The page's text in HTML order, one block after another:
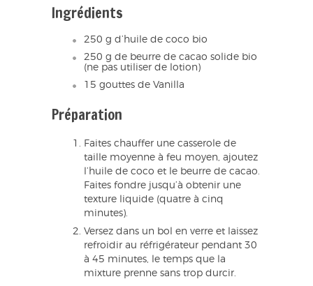
Ingrédients
250 g d’huile de coco bio
250 g de beurre de cacao solide bio
(ne pas utiliser de lotion)
15 gouttes de Vanilla
Préparation
Faites chauffer une casserole de
taille moyenne à feu moyen, ajoutez
l’huile de coco et le beurre de cacao.
Faites fondre jusqu’à obtenir une
texture liquide (quatre à cinq
minutes).
Versez dans un bol en verre et laissez
refroidir au réfrigérateur pendant 30
à 45 minutes, le temps que la
mixture prenne sans trop durcir.